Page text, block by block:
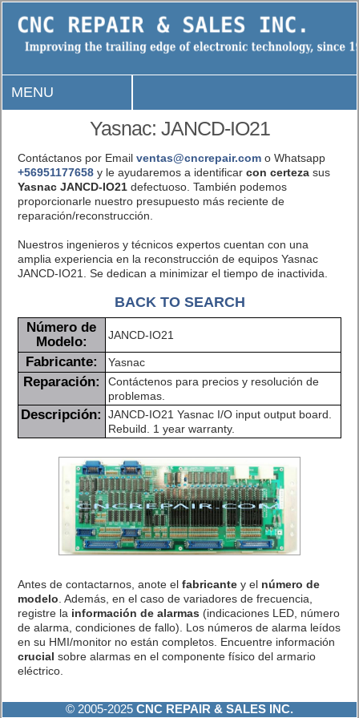
MENU
Yasnac: JANCD-IO21
Contáctanos por Email ventas@cncrepair.como Whatsapp
+56951177658y le ayudaremos a identificar con certezasus
Yasnac JANCD-IO21defectuoso. También podemos
proporcionarle nuestro presupuesto más reciente de
reparación/reconstrucción.
Nuestros ingenieros y técnicos expertos cuentan con una
amplia experiencia en la reconstrucción de equipos Yasnac
JANCD-IO21. Se dedican a minimizar el tiempo de inactivida.
BACK TO SEARCH
Número de
Modelo:
JANCD-IO21
Fabricante: Yasnac
Reparación:
Contáctenos para precios y resolución de
problemas.
Descripción:
JANCD-IO21 Yasnac I/O input output board.
Rebuild. 1 year warranty.
Antes de contactarnos, anote el fabricantey el número de
modelo . Además, en el caso de variadores de frecuencia,
registre la información de alarmas (indicaciones LED, número
de alarma, condiciones de fallo). Los números de alarma leídos
en su HMI/monitor no están completos. Encuentre información
crucial sobre alarmas en el componente físico del armario
eléctrico.
© 2005-2025 CNC REPAIR & SALES INC.